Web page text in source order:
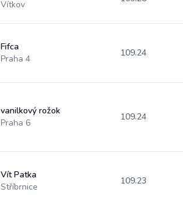
Vítkov
Fifca
Praha 4
109.24
vanilkový rožok
Praha 6
109.24
Vít Patka
Stříbrnice
109.23